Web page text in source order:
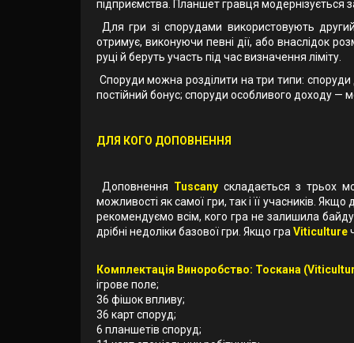
підприємства. Планшет гравця модернізується
Для гри зі спорудами використовують
отримує, виконуючи певні дії, або внаслідок
руці й беруть участь під час визначення ліміту.
Споруди можна розділити на три типи:
постійний бонус; споруди особливого доходу —
ДЛЯ КОГО ДОПОВНЕННЯ
Доповнення Tuscanyскладається з трьох
можливості як самої гри, так і її учасників.
рекомендуємо всім, кого гра не залишила
дрібні недоліки базової гри. Якщо гра Viticulture
Комплектація Виноробство: Тоскана
ігрове поле;
36 фішок впливу;
36 карт споруд;
6 планшетів споруд;